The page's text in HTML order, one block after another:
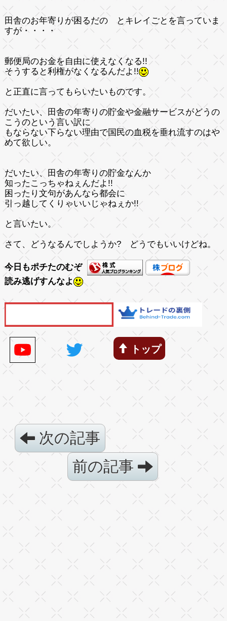
田舎のお年寄りが困るだの とキレイごとを言っていま
すが・・・・
郵便局のお金を自由に使えなくなる!!
そうすると利権がなくなるんだよ!!
と正直に言ってもらいたいものです。
だいたい、田舎の年寄りの貯金や金融サービスがどうの
こうのという言い訳に
もならない下らない理由で国民の血税を垂れ流すのはや
めて欲しい。
だいたい、田舎の年寄りの貯金なんか
知ったこっちゃねぇんだよ!!
困ったり文句があんなら都会に
引っ越してくりゃいいじゃねぇか!!
と言いたい。
さて、どうなるんでしようか? どうでもいいけどね。
今日もポチたのむぞ
読み逃げすんなよ
トップ
次の記事
前の記事